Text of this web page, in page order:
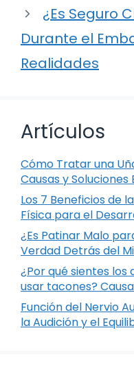
¿Es Seguro
Durante el
Realidades
Artículos
Cómo Tratar una
Causas y Soluciones
Los 7 Beneficios de
Física para el
¿Es Patinar Malo
Verdad Detrás del
¿Por qué sientes los
usar tacones?
Función del Nervio
la Audición y el